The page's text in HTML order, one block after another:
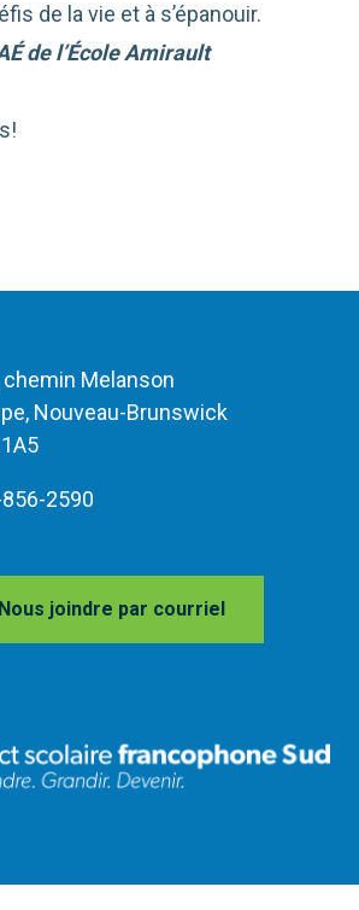
de la vie et à s’épanouir.
de l’École Amirault
chemin Melanson
Nouveau-Brunswick
2590
Nous joindre par courriel